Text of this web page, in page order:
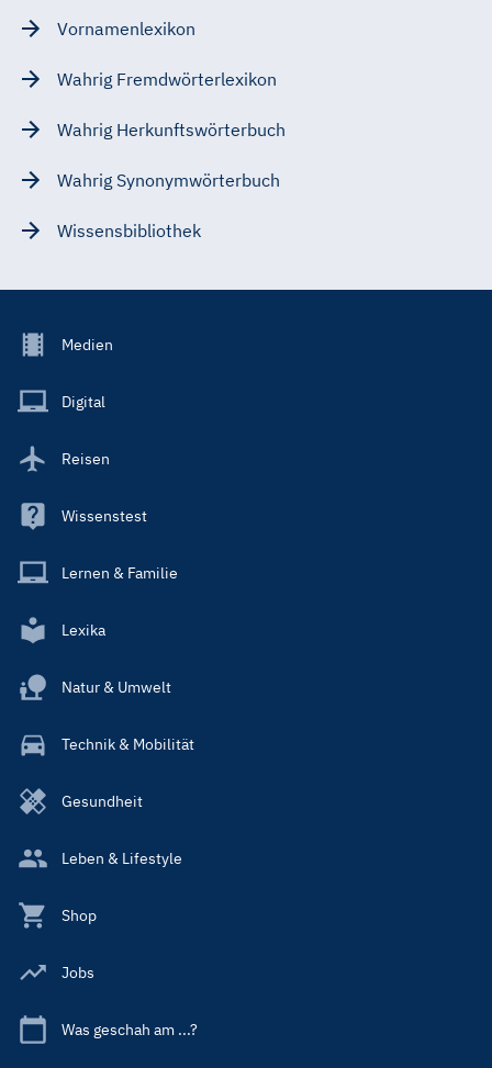
Vornamenlexikon
Wahrig Fremdwörterlexikon
Wahrig Herkunftswörterbuch
Wahrig Synonymwörterbuch
Wissensbibliothek
Footer
Main
Medien
Digital
Reisen
Wissenstest
Lernen & Familie
Lexika
Natur & Umwelt
Technik & Mobilität
Gesundheit
Leben & Lifestyle
Shop
Jobs
Was geschah am ...?